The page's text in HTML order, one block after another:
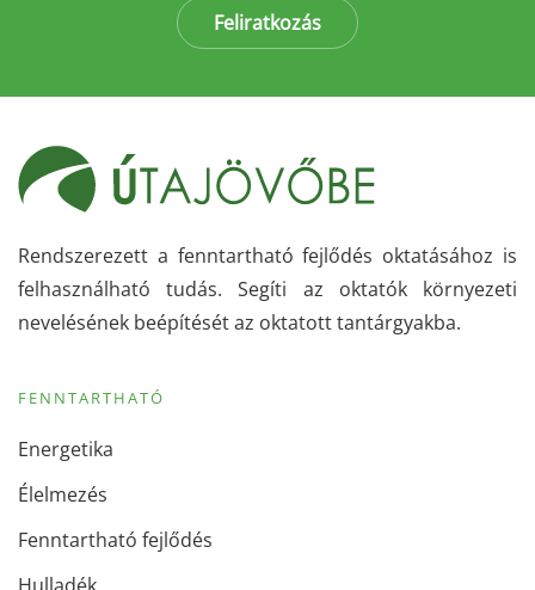
Feliratkozás
Rendszerezett a fenntartható fejlődés oktatásához is
felhasználható tudás. Segíti az oktatók környezeti
nevelésének beépítését az oktatott tantárgyakba.
FENNTARTHATÓ
Energetika
Élelmezés
Fenntartható fejlődés